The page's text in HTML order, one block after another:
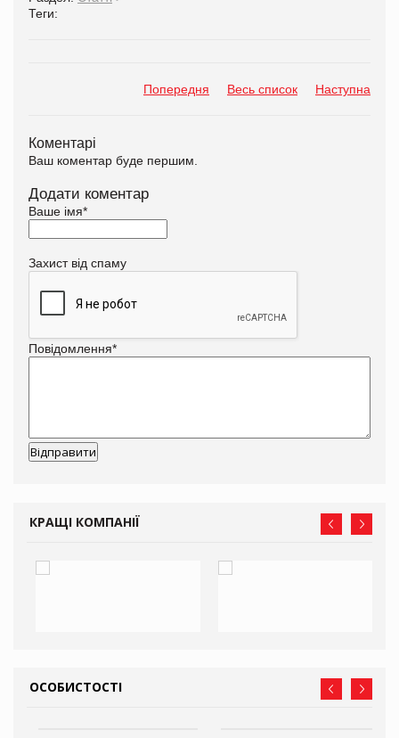
Теги:
Попередня Весь список Наступна
Коментарі
Ваш коментар буде першим.
Додати коментар
Ваше імя*
Захист від спаму
Повідомлення*
КРАЩІ КОМПАНІЇ
ОСОБИСТОСТІ